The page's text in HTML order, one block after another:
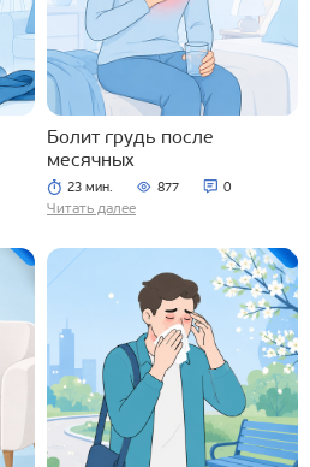
Болит грудь после
месячных
23 мин. 877 0
Читать далее